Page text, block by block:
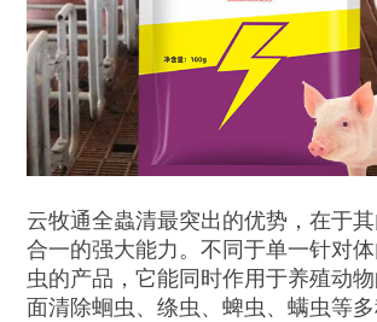
云牧通全蟲清最突出的优势，在于
合一的强大能力。不同于单一针对
虫的产品，它能同时作用于养殖动
面清除蛔虫、绦虫、蜱虫、螨虫等